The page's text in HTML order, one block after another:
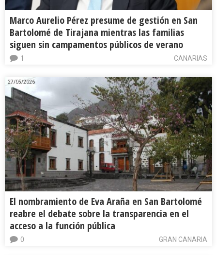
Marco Aurelio Pérez presume de gestión en San
Bartolomé de Tirajana mientras las familias
siguen sin campamentos públicos de verano
CANARIAS
1
27/05/2026
El nombramiento de Eva Araña en San Bartolomé
reabre el debate sobre la transparencia en el
acceso a la función pública
GRAN CANARIA
0